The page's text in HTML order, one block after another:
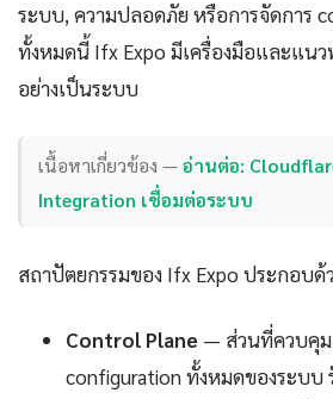
ระบบ, ความปลอดภัย หรือการจัดการ
ทั้งหมดนี้ Ifx Expo มีเครื่องมือและแนว
อย่างเป็นระบบ
เนื้อหาเกี่ยวข้อง —อ่านต่อ:
Integration เชื่อมต่อระบบ
สถาปัตยกรรมของ Ifx Expo ประกอบ
Control Plane — ส่วนที่ควบคุ
configuration ทั้งหมดของระบบ